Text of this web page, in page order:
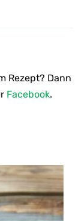
Rezept? Dann
Facebook.